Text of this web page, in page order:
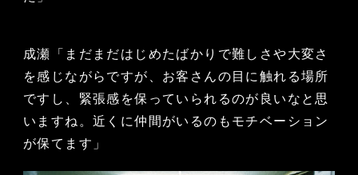
成瀬「まだまだはじめたばかりで難しさや大変さ
を感じながらですが、お客さんの目に触れる場所
ですし、緊張感を保っていられるのが良いなと思
いますね。近くに仲間がいるのもモチベーション
が保てます」